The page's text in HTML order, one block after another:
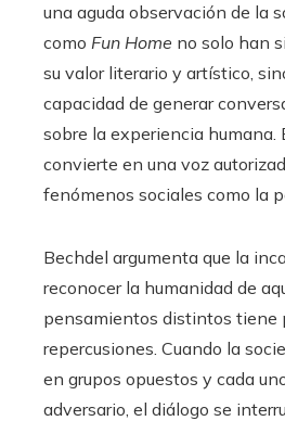
una aguda observación de la
como Fun Home no solo han
su valor literario y artístico,
capacidad de generar
sobre la experiencia humana.
convierte en una voz
fenómenos sociales como la
Bechdel argumenta que la
reconocer la humanidad de
pensamientos distintos tiene
repercusiones. Cuando la
en grupos opuestos y cada
adversario, el diálogo se